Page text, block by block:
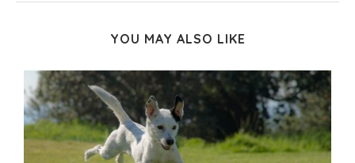
YOU MAY ALSO LIKE